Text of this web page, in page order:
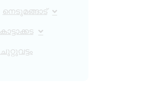
നെടുമങ്ങാട്
കാട്ടാക്കട
ചുറ്റുവട്ടം